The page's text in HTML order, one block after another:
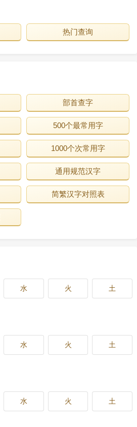
热门查询
部首查字
500个最常用字
1000个次常用字
通用规范汉字
简繁汉字对照表
水 火 土
水 火 土
水 火 土